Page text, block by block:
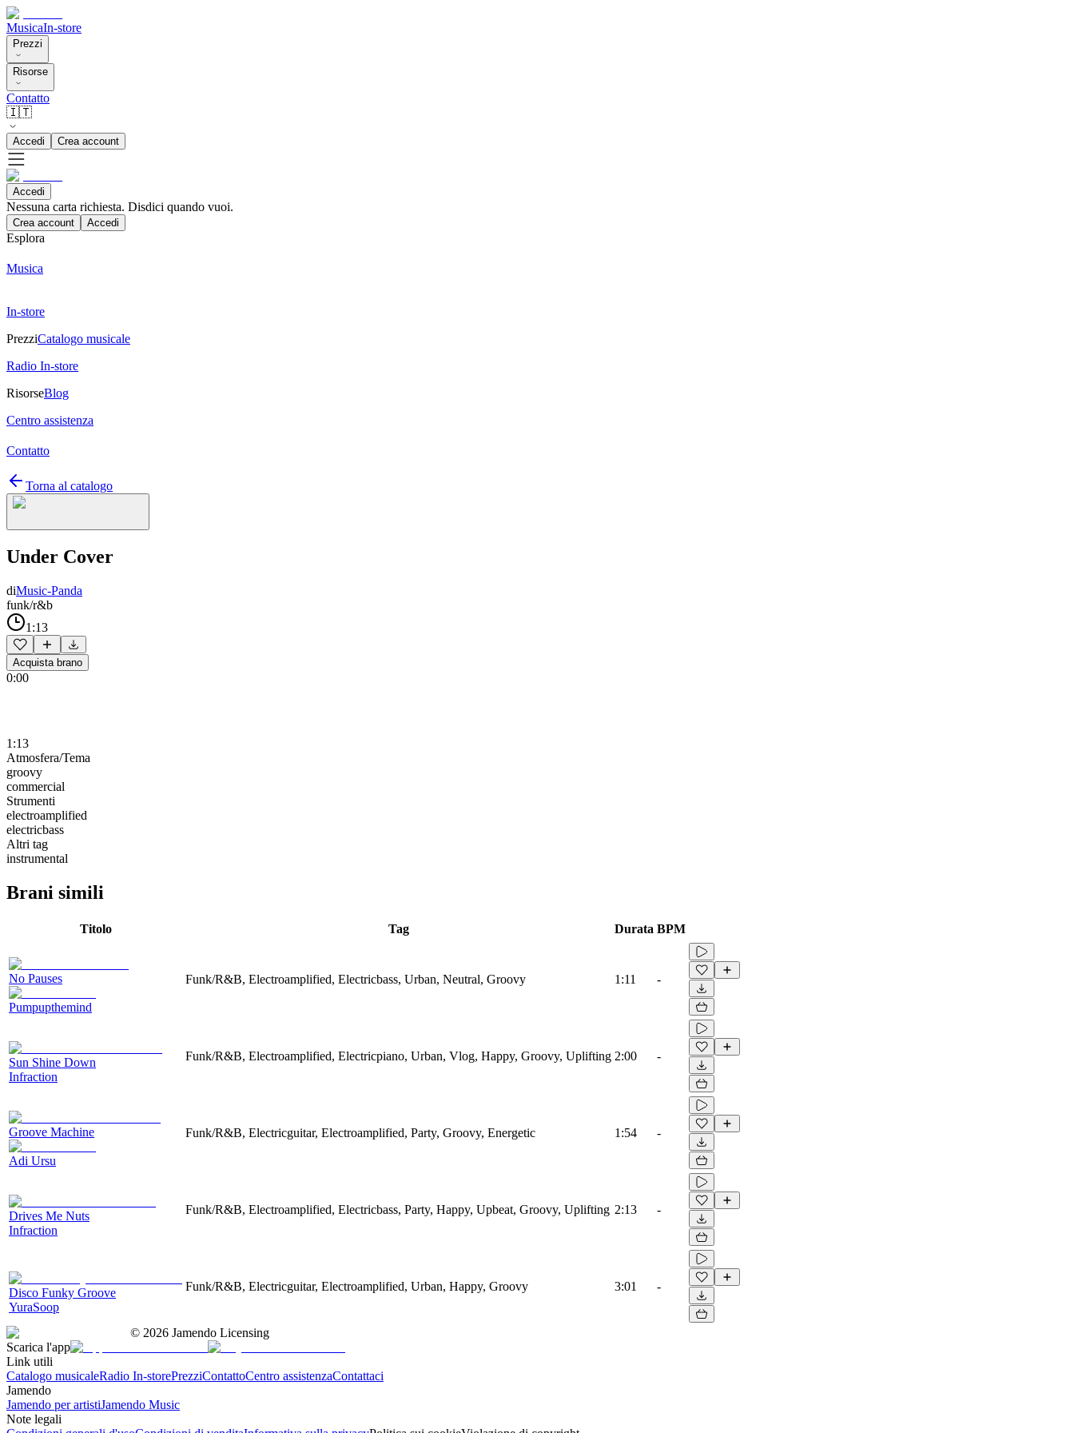
MusicaIn-store
Prezzi
Risorse
Contatto
🇮🇹
Accedi Crea account
Accedi
Nessuna carta richiesta. Disdici quando vuoi.
Crea account Accedi
Esplora
Musica
In-store
PrezziCatalogo musicale
Radio In-store
RisorseBlog
Centro assistenza
Contatto
Torna al catalogo
Under Cover
diMusic-Panda
funk/r&b
1:13
Acquista brano
0:00
1:13
Atmosfera/Tema
groovy
commercial
Strumenti
electroamplified
electricbass
Altri tag
instrumental
Brani simili
Titolo Tag Durata BPM
No Pauses
Pumpupthemind
Funk/R&B, Electroamplified, Electricbass, Urban, Neutral, Groovy 1:11 -
Sun Shine Down
Infraction
Funk/R&B, Electroamplified, Electricpiano, Urban, Vlog, Happy, Groovy, Uplifting 2:00 -
Groove Machine
Adi Ursu
Funk/R&B, Electricguitar, Electroamplified, Party, Groovy, Energetic 1:54 -
Drives Me Nuts
Infraction
Funk/R&B, Electroamplified, Electricbass, Party, Happy, Upbeat, Groovy, Uplifting 2:13 -
Disco Funky Groove
YuraSoop
Funk/R&B, Electricguitar, Electroamplified, Urban, Happy, Groovy 3:01 -
© 2026 Jamendo Licensing
Scarica l'app
Link utili
Catalogo musicaleRadio In-storePrezziContattoCentro assistenzaContattaci
Jamendo
Jamendo per artistiJamendo Music
Note legali